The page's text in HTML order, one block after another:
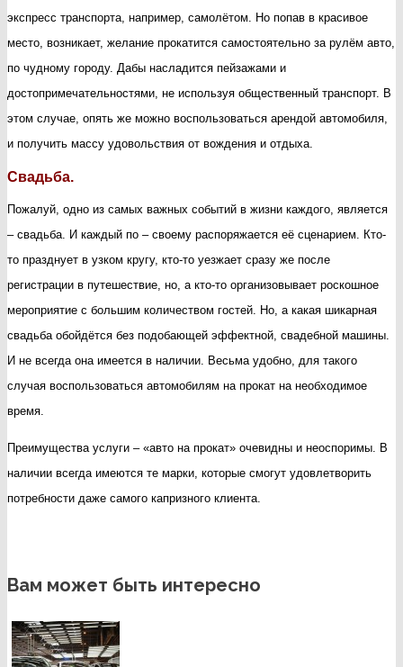
экспресс транспорта, например, самолётом. Но попав в красивое
место, возникает, желание прокатится самостоятельно за рулём авто,
по чудному городу. Дабы насладится пейзажами и
достопримечательностями, не используя общественный транспорт. В
этом случае, опять же можно воспользоваться арендой автомобиля,
и получить массу удовольствия от вождения и отдыха.
Свадьба.
Пожалуй, одно из самых важных событий в жизни каждого, является
– свадьба. И каждый по – своему распоряжается её сценарием. Кто-
то празднует в узком кругу, кто-то уезжает сразу же после
регистрации в путешествие, но, а кто-то организовывает роскошное
мероприятие с большим количеством гостей. Но, а какая шикарная
свадьба обойдётся без подобающей эффектной, свадебной машины.
И не всегда она имеется в наличии. Весьма удобно, для такого
случая воспользоваться автомобилям на прокат на необходимое
время.
Преимущества услуги – «авто на прокат» очевидны и неоспоримы. В
наличии всегда имеются те марки, которые смогут удовлетворить
потребности даже самого капризного клиента.
Вам может быть интересно